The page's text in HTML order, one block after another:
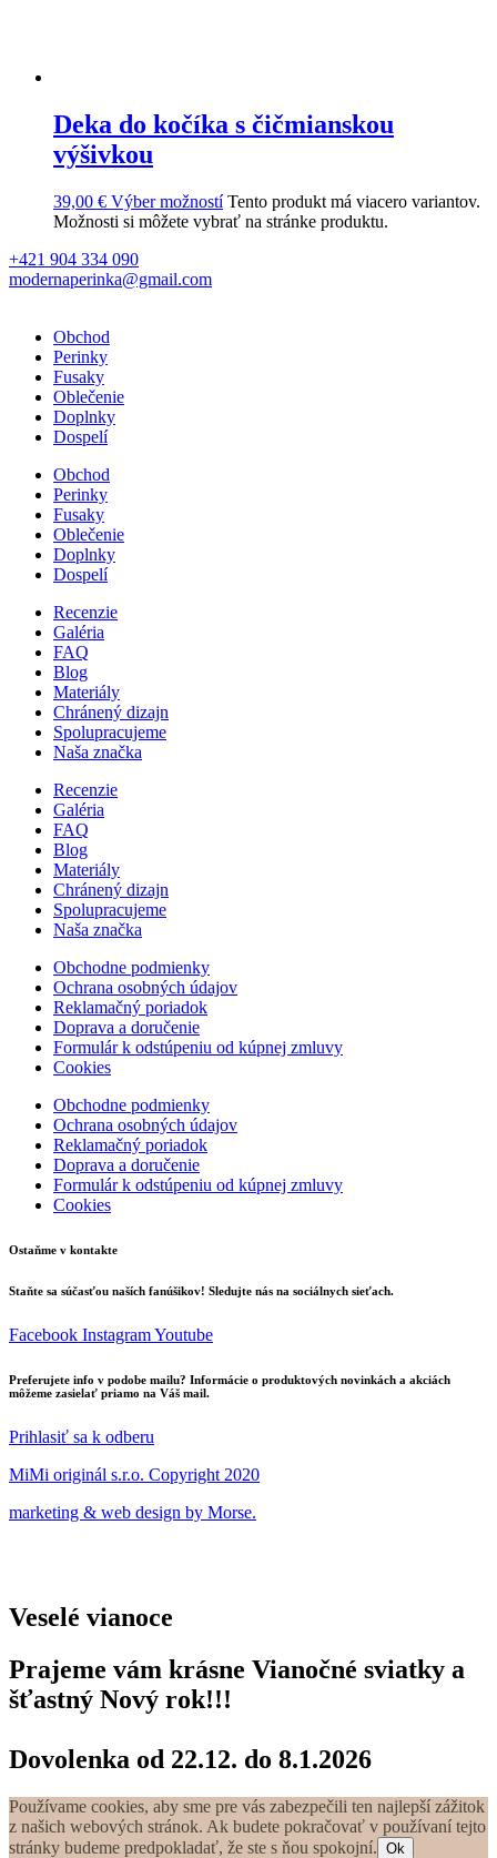
Deka do kočíka s čičmianskou
výšivkou
39,00 € Výber možností Tento produkt má viacero variantov.
Možnosti si môžete vybrať na stránke produktu.
+421 904 334 090
modernaperinka@gmail.com
Obchod
Perinky
Fusaky
Oblečenie
Doplnky
Dospelí
Obchod
Perinky
Fusaky
Oblečenie
Doplnky
Dospelí
Recenzie
Galéria
FAQ
Blog
Materiály
Chránený dizajn
Spolupracujeme
Naša značka
Recenzie
Galéria
FAQ
Blog
Materiály
Chránený dizajn
Spolupracujeme
Naša značka
Obchodne podmienky
Ochrana osobných údajov
Reklamačný poriadok
Doprava a doručenie
Formulár k odstúpeniu od kúpnej zmluvy
Cookies
Obchodne podmienky
Ochrana osobných údajov
Reklamačný poriadok
Doprava a doručenie
Formulár k odstúpeniu od kúpnej zmluvy
Cookies
Ostaňme v kontakte
Staňte sa súčasťou naších fanúšikov! Sledujte nás na sociálnych sieťach.
Facebook InstagramYoutube
Preferujete info v podobe mailu? Informácie o produktových novinkách a akciách
môžeme zasielať priamo na Váš mail.
Prihlasiť sa k odberu
MiMi originál s.r.o. Copyright 2020
marketing & web design by Morse.
Veselé vianoce
Prajeme vám krásne Vianočné sviatky a
šťastný Nový rok!!!
Dovolenka od 22.12. do 8.1.2026
Používame cookies, aby sme pre vás zabezpečili ten najlepší zážitok
z našich webových stránok. Ak budete pokračovať v používaní tejto
stránky budeme predpokladať, že ste s ňou spokojní. Ok